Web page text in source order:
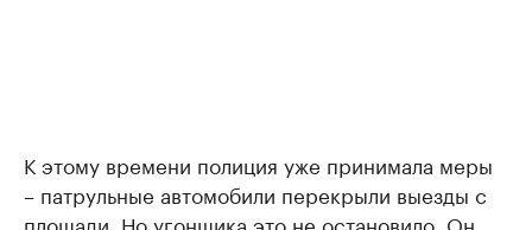
К этому времени полиция уже принимала меры
– патрульные автомобили перекрыли выезды с
площади. Но угонщика это не остановило. Он